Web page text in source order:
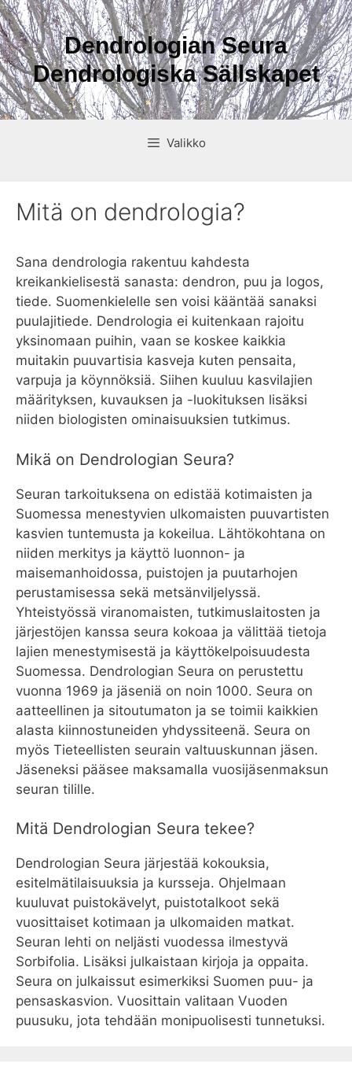
Siirry
sisältöön
Dendrologian Seura
Dendrologiska Sällskapet
Valikko
Mitä on dendrologia?
Sana dendrologia rakentuu kahdesta
kreikankielisestä sanasta: dendron, puu ja logos,
tiede. Suomenkielelle sen voisi kääntää sanaksi
puulajitiede. Dendrologia ei kuitenkaan rajoitu
yksinomaan puihin, vaan se koskee kaikkia
muitakin puuvartisia kasveja kuten pensaita,
varpuja ja köynnöksiä. Siihen kuuluu kasvilajien
määrityksen, kuvauksen ja -luokituksen lisäksi
niiden biologisten ominaisuuksien tutkimus.
Mikä on Dendrologian Seura?
Seuran tarkoituksena on edistää kotimaisten ja
Suomessa menestyvien ulkomaisten puuvartisten
kasvien tuntemusta ja kokeilua. Lähtökohtana on
niiden merkitys ja käyttö luonnon- ja
maisemanhoidossa, puistojen ja puutarhojen
perustamisessa sekä metsänviljelyssä.
Yhteistyössä viranomaisten, tutkimuslaitosten ja
järjestöjen kanssa seura kokoaa ja välittää tietoja
lajien menestymisestä ja käyttökelpoisuudesta
Suomessa. Dendrologian Seura on perustettu
vuonna 1969 ja jäseniä on noin 1000. Seura on
aatteellinen ja sitoutumaton ja se toimii kaikkien
alasta kiinnostuneiden yhdyssiteenä. Seura on
myös Tieteellisten seurain valtuuskunnan jäsen.
Jäseneksi pääsee maksamalla vuosijäsenmaksun
seuran tilille.
Mitä Dendrologian Seura tekee?
Dendrologian Seura järjestää kokouksia,
esitelmätilaisuuksia ja kursseja. Ohjelmaan
kuuluvat puistokävelyt, puistotalkoot sekä
vuosittaiset kotimaan ja ulkomaiden matkat.
Seuran lehti on neljästi vuodessa ilmestyvä
Sorbifolia. Lisäksi julkaistaan kirjoja ja oppaita.
Seura on julkaissut esimerkiksi Suomen puu- ja
pensaskasvion. Vuosittain valitaan Vuoden
puusuku, jota tehdään monipuolisesti tunnetuksi.